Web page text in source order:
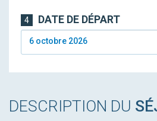
4 DATE DE DÉPART
6 octobre 2026
DESCRIPTION DU